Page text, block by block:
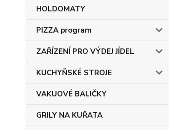
HOLDOMATY
PIZZA program
ZAŘÍZENÍ PRO VÝDEJ JÍDEL
KUCHYŇSKÉ STROJE
VAKUOVÉ BALIČKY
GRILY NA KUŘATA